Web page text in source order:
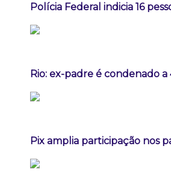
Polícia Federal indicia 16
Rio: ex-padre é condenado
Pix amplia participação nos